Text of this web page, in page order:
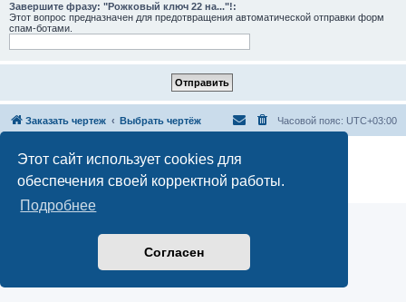
Этот сайт использует cookies для
обеспечения своей корректной работы.
Подробнее
Согласен
Завершите фразу: "Рожковый ключ 22 на..."!:
Этот вопрос предназначен для предотвращения автоматической отправки форм
спам-ботами.
Заказать чертеж Выбрать чертёж Часовой пояс: UTC+03:00
Создано на основе
® Forum Software © phpBB Limited
Русская поддержка phpBB
Конфиденциальность
|Правила